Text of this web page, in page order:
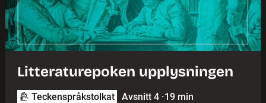
Litteraturepoken upplysningen
Teckenspråkstolkat Avsnitt 4 ·19 min